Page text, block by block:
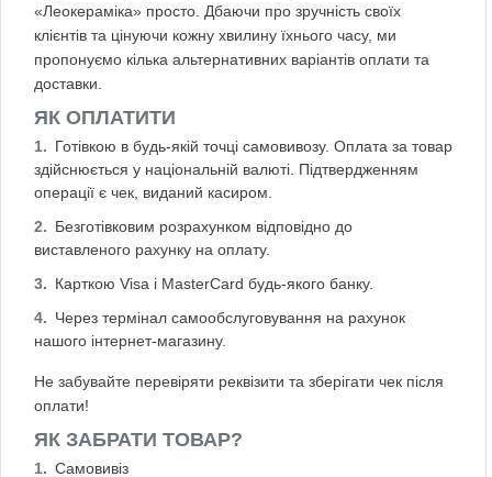
«Леокераміка» просто. Дбаючи про зручність своїх
клієнтів та цінуючи кожну хвилину їхнього часу, ми
пропонуємо кілька альтернативних варіантів оплати та
доставки.
ЯК ОПЛАТИТИ
Готівкою в будь-якій точці самовивозу. Оплата за товар
здійснюється у національній валюті. Підтвердженням
операції є чек, виданий касиром.
Безготівковим розрахунком відповідно до
виставленого рахунку на оплату.
Карткою Visa і MasterCard будь-якого банку.
Через термінал самообслуговування на рахунок
нашого інтернет-магазину.
Не забувайте перевіряти реквізити та зберігати чек після
оплати!
ЯК ЗАБРАТИ ТОВАР?
Самовивіз